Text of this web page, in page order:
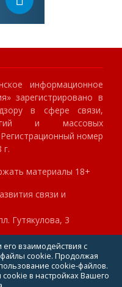
информационное
зарегистрировано в
в сфере связи,
и массовых
номер
материалы 18+
связи и
Гутякулова, 3
взаимодействия с
cookie. Продолжая
cookie-файлов.
в настройках Вашего